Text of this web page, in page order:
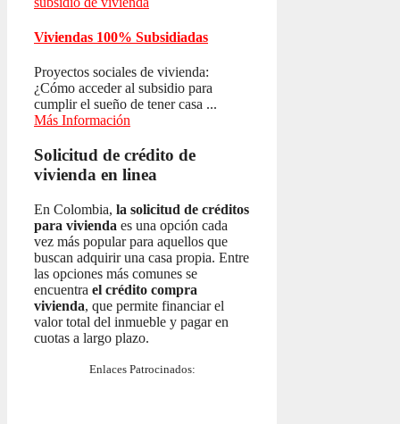
Viviendas 100% Subsidiadas
Proyectos sociales de vivienda:
¿Cómo acceder al subsidio para
cumplir el sueño de tener casa ...
Más Información
Solicitud de crédito de
vivienda en linea
En Colombia, la solicitud de créditos
para vivienda es una opción cada
vez más popular para aquellos que
buscan adquirir una casa propia. Entre
las opciones más comunes se
encuentra el crédito compra
vivienda, que permite financiar el
valor total del inmueble y pagar en
cuotas a largo plazo.
Enlaces Patrocinados: